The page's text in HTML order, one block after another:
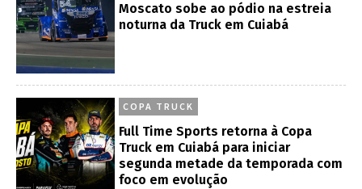
Moscato sobe ao pódio na estreia
noturna da Truck em Cuiabá
COPA TRUCK
Full Time Sports retorna à Copa
Truck em Cuiabá para iniciar
segunda metade da temporada com
foco em evolução